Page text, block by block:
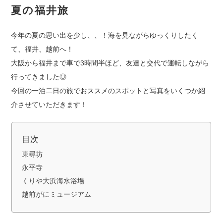
夏の福井旅
今年の夏の思い出を少し、、！海を見ながらゆっくりしたく
て、福井、越前へ！
大阪から福井まで車で3時間半ほど、友達と交代で運転しながら
行ってきました◎
今回の一泊二日の旅でおススメのスポットと写真をいくつか紹
介させていただきます！
目次
東尋坊
永平寺
くりや大浜海水浴場
越前がにミュージアム